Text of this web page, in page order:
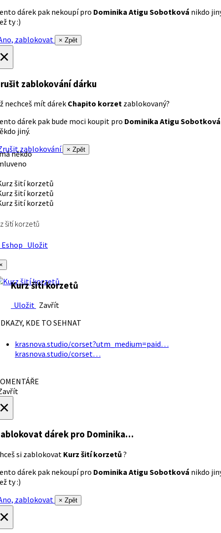
dárek pak nekoupí pro Dominika Atigu Sobotková nikdo
ty :)
zablokovat
× Zpět
zablokování dárku
nechceš mít dárek Chapito korzet zablokovaný?
dárek pak bude moci koupit pro Dominika Atigu Sobotková
jiný.
zablokování
× Zpět
někdo
šití korzetů
Uložit
Kurz šití korzetů
Uložit Zavřít
KDE TO SEHNAT
krasnova.studio/corset?utm_medium=paid…
krasnova.studio/corset…
dárek pro Dominika…
si zablokovat Kurz šití korzetů ?
dárek pak nekoupí pro Dominika Atigu Sobotková nikdo
ty :)
zablokovat
× Zpět